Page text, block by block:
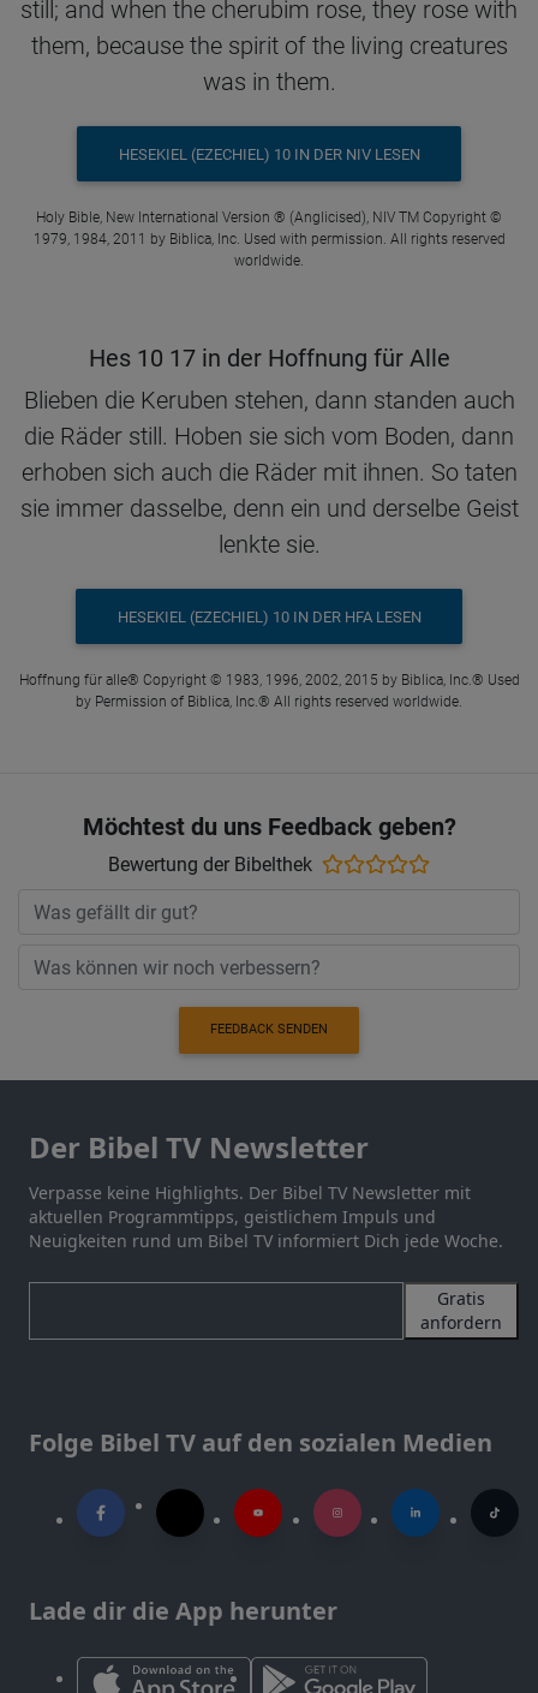
still; and when the cherubim rose, they rose with
them, because the spirit of the living creatures
was in them.
HESEKIEL (EZECHIEL) 10 IN DER NIV LESEN
Holy Bible, New International Version ® (Anglicised), NIV TM Copyright ©
1979, 1984, 2011 by Biblica, Inc. Used with permission. All rights reserved
worldwide.
Hes 10 17 in der Hoffnung für Alle
Blieben die Keruben stehen, dann standen auch
die Räder still. Hoben sie sich vom Boden, dann
erhoben sich auch die Räder mit ihnen. So taten
sie immer dasselbe, denn ein und derselbe Geist
lenkte sie.
HESEKIEL (EZECHIEL) 10 IN DER HFA LESEN
Hoffnung für alle® Copyright © 1983, 1996, 2002, 2015 by Biblica, Inc.® Used
by Permission of Biblica, Inc.® All rights reserved worldwide.
Möchtest du uns Feedback geben?
Bewertung der Bibelthek
FEEDBACK SENDEN
Der Bibel TV Newsletter
Verpasse keine Highlights. Der Bibel TV Newsletter mit
aktuellen Programmtipps, geistlichem Impuls und
Neuigkeiten rund um Bibel TV informiert Dich jede Woche.
Gratis
anfordern
Folge Bibel TV auf den sozialen Medien
Lade dir die App herunter